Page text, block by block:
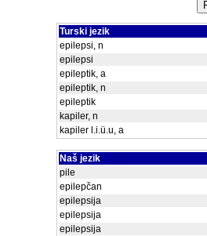
Turski jezik
epilepsi, n
epilepsi
epileptik, a
epileptik, n
epileptik
kapiler, n
kapiler l.i.ü.u, a
Naš jezik
pile
epilepčan
epilepsija
epilepsija
epilepsija